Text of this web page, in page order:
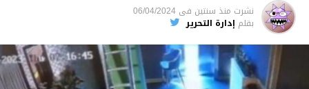
نشرت منذ سنتين فى 06/04/2024
بقلم إدارة التحرير